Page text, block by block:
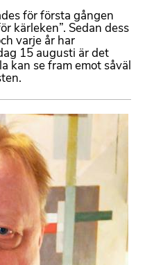
för första gången
kärleken”. Sedan dess
varje år har
15 augusti är det
kan se fram emot såväl